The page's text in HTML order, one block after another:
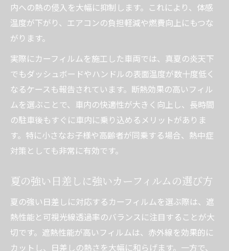
内への熱の侵入を大幅に抑制します。これにより、体感
温度が下がり、エアコンの負担軽減や燃費向上にもつな
がります。
実際にカーフィルムを施工した車両では、真夏の炎天下
でもダッシュボードやハンドルの表面温度が数十度低く
なるケースも報告されています。断熱効果の高いフィル
ムを選ぶことで、車内の快適性が大きく向上し、長時間
の駐車後もすぐに車内に乗り込めるメリットがありま
す。特に小さなお子様や高齢者が同乗する場合、熱中症
対策としても非常に有効です。
夏の強い日差しに強いカーフィルムの選び方
夏の強い日差しに対応するカーフィルムを選ぶ際は、遮
熱性能と可視光線透過率のバランスに注目することが大
切です。遮熱性能が高いフィルムは、赤外線を効果的に
カットし、日差しの熱さを大幅に和らげます。一方で、